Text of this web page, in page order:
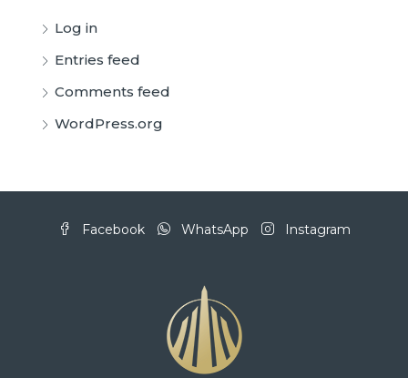
Log in
Entries feed
Comments feed
WordPress.org
Facebook WhatsApp Instagram